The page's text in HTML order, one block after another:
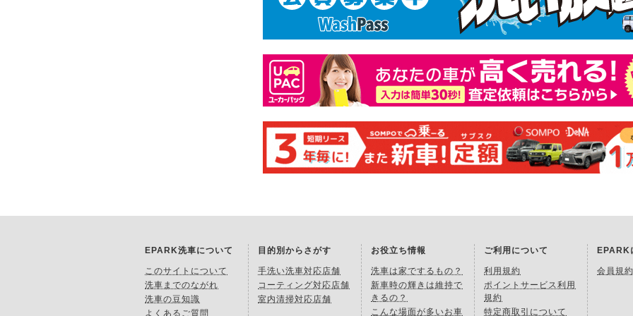
EPARK洗車について
このサイトについて
洗車までのながれ
洗車の豆知識
よくあるご質問
目的別からさがす
手洗い洗車対応店舗
コーティング対応店舗
室内清掃対応店舗
お役立ち情報
洗車は家でするもの？
新車時の輝きは維持で
きるの？
こんな場面が多いお車
ご利用について
利用規約
ポイントサービス利用
規約
特定商取引について
EPARK
会員規約